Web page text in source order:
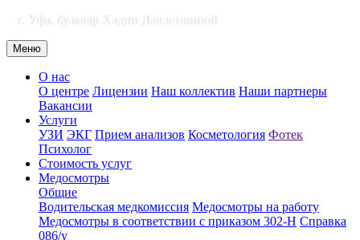
г. Уфа, бульвар Хадии Давлетшиной
Меню
О нас
О центре Лицензии Наш коллектив Наши партнеры
Вакансии
Услуги
УЗИ ЭКГ Прием анализов Косметология Фотек
Психолог
Стоимость услуг
Медосмотры
Общие
Водительская медкомиссия Медосмотры на работу
Медосмотры в соответствии с приказом 302-Н Справка
086/у